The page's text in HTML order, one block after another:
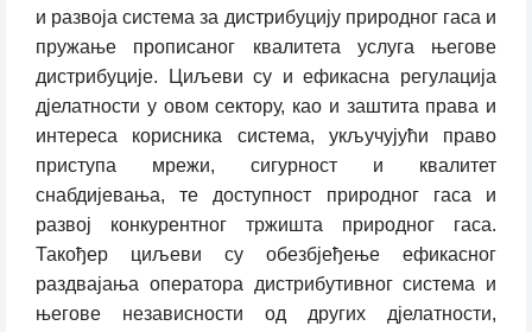
и развоја система за дистрибуцију природног гаса и
пружање прописаног квалитета услуга његове
дистрибуције. Циљеви су и ефикасна регулација
дјелатности у овом сектору, као и заштита права и
интереса корисника система, укључујући право
приступа мрежи, сигурност и квалитет
снабдијевања, те доступност природног гаса и
развој конкурентног тржишта природног гаса.
Такођер циљеви су обезбјеђење ефикасног
раздвајања оператора дистрибутивног система и
његове независности од других дјелатности,